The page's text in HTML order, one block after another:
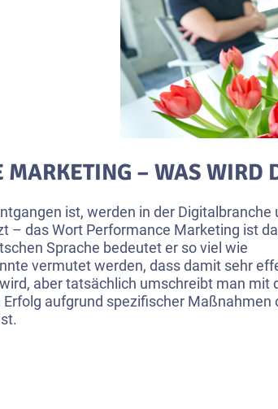
MARKETING – WAS WIRD
ist, werden in der Digitalbranche
– das Wort Performance Marketing ist
Sprache bedeutet er so viel wie
vermutet werden, dass damit sehr
aber tatsächlich umschreibt man mit
aufgrund spezifischer Maßnahmen